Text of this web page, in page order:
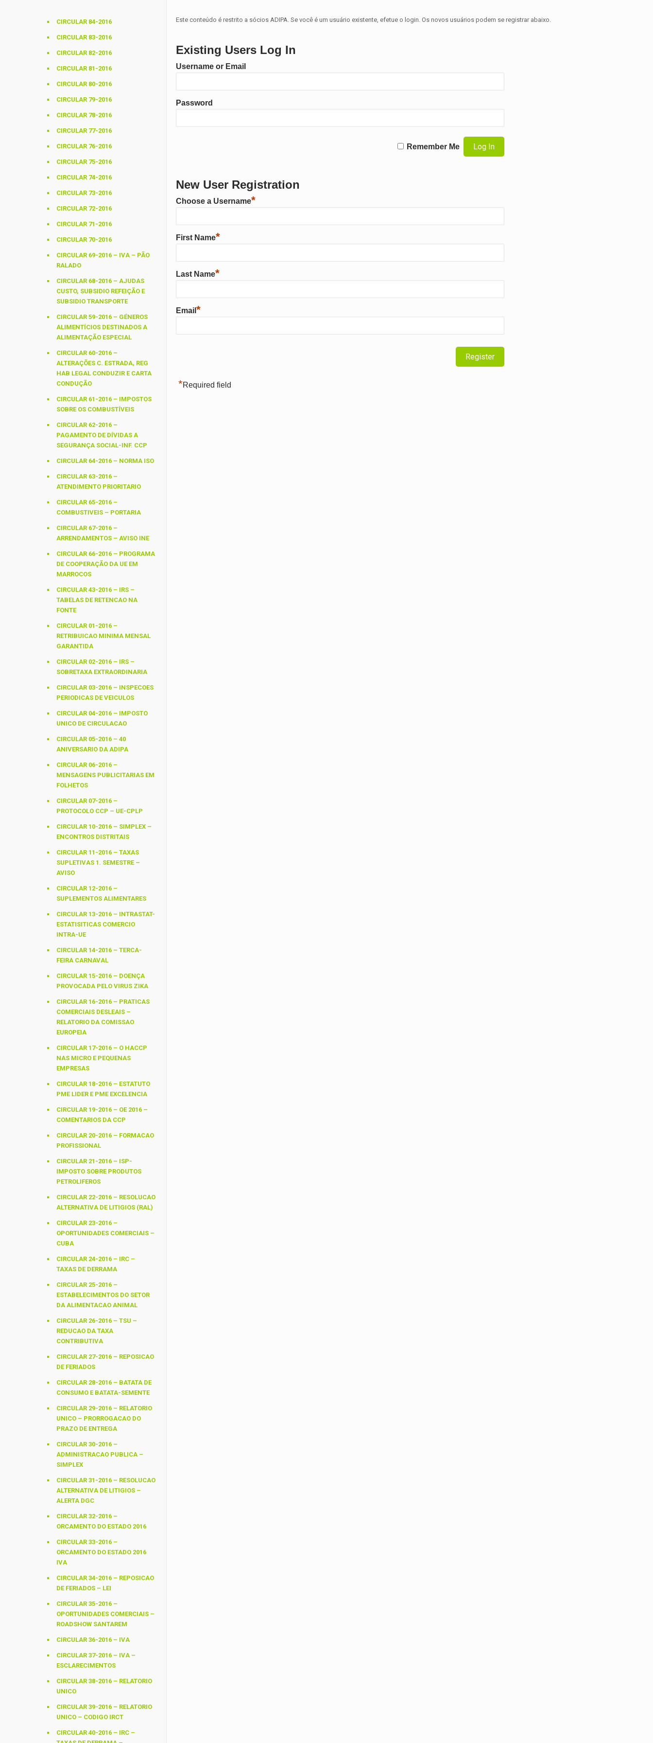
Este conteúdo é restrito a sócios ADIPA. Se você é um usuário existente, efetue o login. Os novos usuários podem se registrar abaixo.
Existing Users Log In
Username or Email
Password
Remember Me
New User Registration
Choose a Username*
First Name*
Last Name*
Email *
*Required field
CIRCULAR 84-2016
CIRCULAR 83-2016
CIRCULAR 82-2016
CIRCULAR 81-2016
CIRCULAR 80-2016
CIRCULAR 79-2016
CIRCULAR 78-2016
CIRCULAR 77-2016
CIRCULAR 76-2016
CIRCULAR 75-2016
CIRCULAR 74-2016
CIRCULAR 73-2016
CIRCULAR 72-2016
CIRCULAR 71-2016
CIRCULAR 70-2016
CIRCULAR 69-2016 – IVA – PÃO
RALADO
CIRCULAR 68-2016 – AJUDAS
CUSTO, SUBSIDIO REFEIÇÃO E
SUBSIDIO TRANSPORTE
CIRCULAR 59-2016 – GÉNEROS
ALIMENTÍCIOS DESTINADOS A
ALIMENTAÇÃO ESPECIAL
CIRCULAR 60-2016 –
ALTERAÇÕES C. ESTRADA, REG
HAB LEGAL CONDUZIR E CARTA
CONDUÇÃO
CIRCULAR 61-2016 – IMPOSTOS
SOBRE OS COMBUSTÍVEIS
CIRCULAR 62-2016 –
PAGAMENTO DE DÍVIDAS A
SEGURANÇA SOCIAL-INF. CCP
CIRCULAR 64-2016 – NORMA ISO
CIRCULAR 63-2016 –
ATENDIMENTO PRIORITARIO
CIRCULAR 65-2016 –
COMBUSTIVEIS – PORTARIA
CIRCULAR 67-2016 –
ARRENDAMENTOS – AVISO INE
CIRCULAR 66-2016 – PROGRAMA
DE COOPERAÇÃO DA UE EM
MARROCOS
CIRCULAR 43-2016 – IRS –
TABELAS DE RETENCAO NA
FONTE
CIRCULAR 01-2016 –
RETRIBUICAO MINIMA MENSAL
GARANTIDA
CIRCULAR 02-2016 – IRS –
SOBRETAXA EXTRAORDINARIA
CIRCULAR 03-2016 – INSPECOES
PERIODICAS DE VEICULOS
CIRCULAR 04-2016 – IMPOSTO
UNICO DE CIRCULACAO
CIRCULAR 05-2016 – 40
ANIVERSARIO DA ADIPA
CIRCULAR 06-2016 –
MENSAGENS PUBLICITARIAS EM
FOLHETOS
CIRCULAR 07-2016 –
PROTOCOLO CCP – UE-CPLP
CIRCULAR 10-2016 – SIMPLEX –
ENCONTROS DISTRITAIS
CIRCULAR 11-2016 – TAXAS
SUPLETIVAS 1. SEMESTRE –
AVISO
CIRCULAR 12-2016 –
SUPLEMENTOS ALIMENTARES
CIRCULAR 13-2016 – INTRASTAT-
ESTATISITICAS COMERCIO
INTRA-UE
CIRCULAR 14-2016 – TERCA-
FEIRA CARNAVAL
CIRCULAR 15-2016 – DOENÇA
PROVOCADA PELO VIRUS ZIKA
CIRCULAR 16-2016 – PRATICAS
COMERCIAIS DESLEAIS –
RELATORIO DA COMISSAO
EUROPEIA
CIRCULAR 17-2016 – O HACCP
NAS MICRO E PEQUENAS
EMPRESAS
CIRCULAR 18-2016 – ESTATUTO
PME LIDER E PME EXCELENCIA
CIRCULAR 19-2016 – OE 2016 –
COMENTARIOS DA CCP
CIRCULAR 20-2016 – FORMACAO
PROFISSIONAL
CIRCULAR 21-2016 – ISP-
IMPOSTO SOBRE PRODUTOS
PETROLIFEROS
CIRCULAR 22-2016 – RESOLUCAO
ALTERNATIVA DE LITIGIOS (RAL)
CIRCULAR 23-2016 –
OPORTUNIDADES COMERCIAIS –
CUBA
CIRCULAR 24-2016 – IRC –
TAXAS DE DERRAMA
CIRCULAR 25-2016 –
ESTABELECIMENTOS DO SETOR
DA ALIMENTACAO ANIMAL
CIRCULAR 26-2016 – TSU –
REDUCAO DA TAXA
CONTRIBUTIVA
CIRCULAR 27-2016 – REPOSICAO
DE FERIADOS
CIRCULAR 28-2016 – BATATA DE
CONSUMO E BATATA-SEMENTE
CIRCULAR 29-2016 – RELATORIO
UNICO – PRORROGACAO DO
PRAZO DE ENTREGA
CIRCULAR 30-2016 –
ADMINISTRACAO PUBLICA –
SIMPLEX
CIRCULAR 31-2016 – RESOLUCAO
ALTERNATIVA DE LITIGIOS –
ALERTA DGC
CIRCULAR 32-2016 –
ORCAMENTO DO ESTADO 2016
CIRCULAR 33-2016 –
ORCAMENTO DO ESTADO 2016
IVA
CIRCULAR 34-2016 – REPOSICAO
DE FERIADOS – LEI
CIRCULAR 35-2016 –
OPORTUNIDADES COMERCIAIS –
ROADSHOW SANTAREM
CIRCULAR 36-2016 – IVA
CIRCULAR 37-2016 – IVA –
ESCLARECIMENTOS
CIRCULAR 38-2016 – RELATORIO
UNICO
CIRCULAR 39-2016 – RELATORIO
UNICO – CODIGO IRCT
CIRCULAR 40-2016 – IRC –